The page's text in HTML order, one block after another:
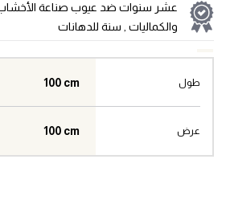
عشر سنوات ضد عيوب صناعة
والكماليات , سنة للدهانات
طول 100 cm
عرض 100 cm